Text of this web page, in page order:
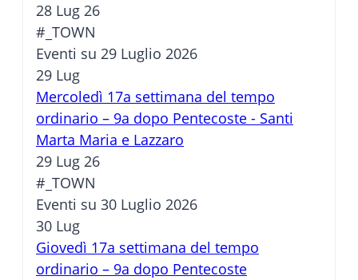
28 Lug 26
#_TOWN
Eventi su 29 Luglio 2026
29 Lug
Mercoledì 17a settimana del tempo
ordinario – 9a dopo Pentecoste - Santi
Marta Maria e Lazzaro
29 Lug 26
#_TOWN
Eventi su 30 Luglio 2026
30 Lug
Giovedì 17a settimana del tempo
ordinario – 9a dopo Pentecoste